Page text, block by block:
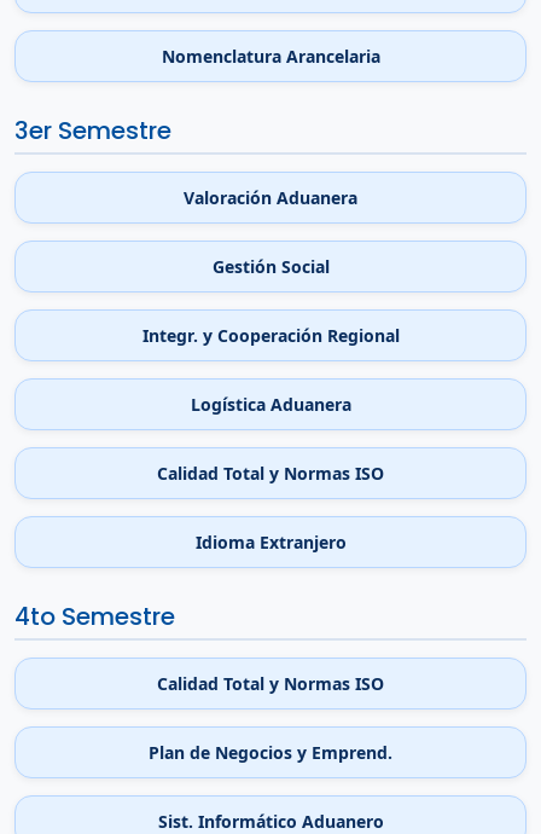
Nomenclatura Arancelaria
3er Semestre
Valoración Aduanera
Gestión Social
Integr. y Cooperación Regional
Logística Aduanera
Calidad Total y Normas ISO
Idioma Extranjero
4to Semestre
Calidad Total y Normas ISO
Plan de Negocios y Emprend.
Sist. Informático Aduanero